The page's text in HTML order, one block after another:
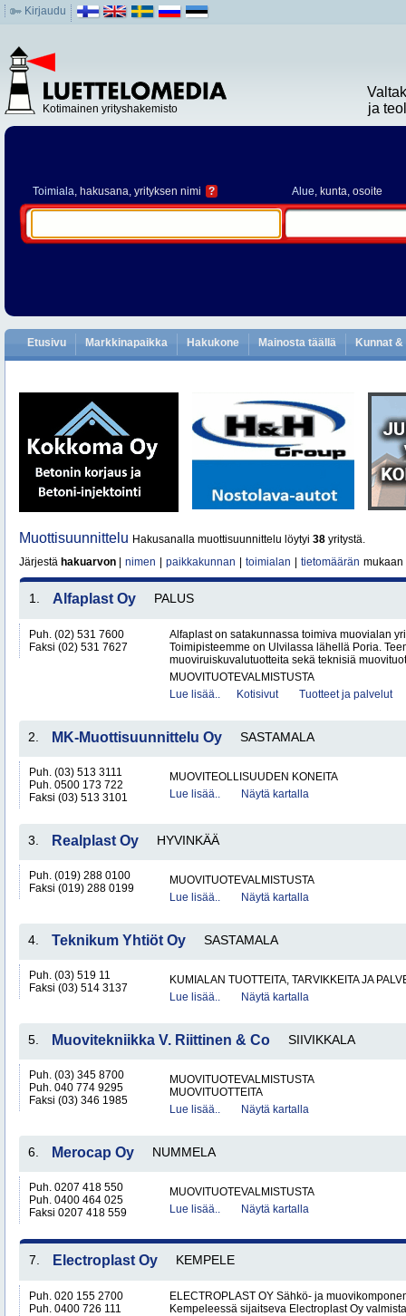
Kirjaudu
Kotimainen yrityshakemisto
ja
Toimiala, hakusana, yrityksen nimi ? Alue, kunta, osoite
Etusivu Markkinapaikka Hakukone Mainosta täällä Kunnat
Muottisuunnittelu Hakusanalla muottisuunnittelu löytyi 38 yritystä.
Järjestä hakuarvon nimen paikkakunnan toimialan tietomäärän mukaan
1. Alfaplast Oy PALUS
Puh. (02) 531 7600
Faksi (02) 531 7627
Alfaplast on satakunnassa toimiva muovialan
Toimipisteemme on Ulvilassa lähellä Poria.
muoviruiskuvalutuotteita sekä teknisiä
MUOVITUOTEVALMISTUSTA
Lue lisää..
Kotisivut Tuotteet ja palvelut
2. MK-Muottisuunnittelu Oy SASTAMALA
Puh. (03) 513 3111
Puh. 0500 173 722
Faksi (03) 513 3101
MUOVITEOLLISUUDEN KONEITA
Lue lisää..
Näytä kartalla
3. Realplast Oy HYVINKÄÄ
Puh. (019) 288 0100
Faksi (019) 288 0199
MUOVITUOTEVALMISTUSTA
Lue lisää..
Näytä kartalla
4. Teknikum Yhtiöt Oy SASTAMALA
Puh. (03) 519 11
Faksi (03) 514 3137
KUMIALAN TUOTTEITA, TARVIKKEITA JA
Lue lisää..
Näytä kartalla
5. Muovitekniikka V. Riittinen & Co SIIVIKKALA
Puh. (03) 345 8700
Puh. 040 774 9295
Faksi (03) 346 1985
MUOVITUOTEVALMISTUSTA
MUOVITUOTTEITA
Lue lisää..
Näytä kartalla
6. Merocap Oy NUMMELA
Puh. 0207 418 550
Puh. 0400 464 025
Faksi 0207 418 559
MUOVITUOTEVALMISTUSTA
Lue lisää..
Näytä kartalla
7. Electroplast Oy KEMPELE
Puh. 020 155 2700
Puh. 0400 726 111
ELECTROPLAST OY Sähkö- ja
Kempeleessä sijaitseva Electroplast Oy